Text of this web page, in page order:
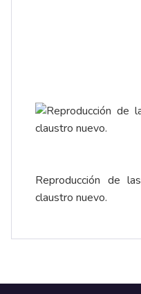
Reproducción de
claustro nuevo.